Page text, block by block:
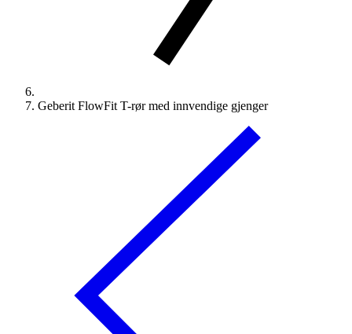
Geberit FlowFit T-rør med innvendige gjenger